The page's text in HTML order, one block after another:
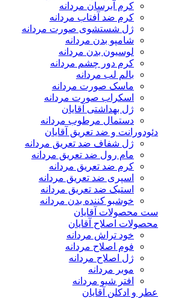
کرم آبرسان مردانه
کرم ضد آفتاب مردانه
ژل شستشوی صورت مردانه
شامپو بدن مردانه
لوسیون بدن مردانه
کرم دور چشم مردانه
بالم لب مردانه
ماسک صورت مردانه
اسکراب صورت مردانه
ژل بهداشتی آقایان
دستمال مرطوب مردانه
دئودورانت و ضد تعریق آقایان
ژل شفاف ضد تعریق مردانه
مام رول ضد تعریق مردانه
کرم ضد تعریق مردانه
اسپری ضد تعریق مردانه
استیک ضد تعریق مردانه
خوشبو کننده بدن مردانه
ست محصولات آقایان
محصولات اصلاح آقایان
خود تراش مردانه
فوم اصلاح مردانه
ژل اصلاح مردانه
موبر مردانه
افتر شیو مردانه
عطر و ادکلن آقایان